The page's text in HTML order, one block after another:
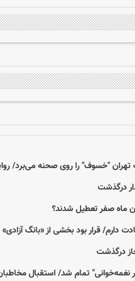
تهران "خسوف" را روی صحنه می‌برد/
درگذشت
ماه صفر تعطیل شدند؟
دارم/ قرار بود بخشی از «بانگ
درگذشت
نغمه‌خوانی" تمام شد/ استقبال